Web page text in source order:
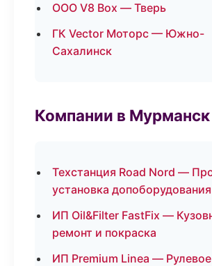
ООО V8 Box — Тверь
ГК Vector Моторс — Южно-
Сахалинск
Компании в Мурманск
Техстанция Road Nord —
установка допоборудования
ИП Oil&Filter FastFix —
ремонт и покраска
ИП Premium Linea —